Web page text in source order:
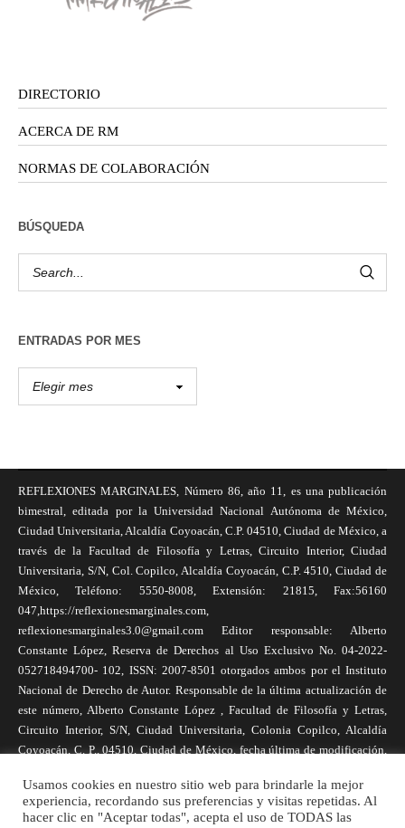
DIRECTORIO
ACERCA DE RM
NORMAS DE COLABORACIÓN
BÚSQUEDA
ENTRADAS POR MES
REFLEXIONES MARGINALES, Número 86, año 11, es una publicación
bimestral, editada por la Universidad Nacional Autónoma de México,
Ciudad Universitaria, Alcaldía Coyoacán, C.P. 04510, Ciudad de México, a
través de la Facultad de Filosofía y Letras, Circuito Interior, Ciudad
Universitaria, S/N, Col. Copilco, Alcaldía Coyoacán, C.P. 4510, Ciudad de
México, Teléfono: 5550-8008, Extensión: 21815, Fax:56160
047,https://reflexionesmarginales.com,
reflexionesmarginales3.0@gmail.com Editor responsable: Alberto
Constante López, Reserva de Derechos al Uso Exclusivo No. 04-2022-
052718494700- 102, ISSN: 2007-8501 otorgados ambos por el Instituto
Nacional de Derecho de Autor. Responsable de la última actualización de
este número, Alberto Constante López , Facultad de Filosofía y Letras,
Circuito Interior, S/N, Ciudad Universitaria, Colonia Copilco, Alcaldía
Coyoacán, C. P., 04510, Ciudad de México, fecha última de modificación,
necesariamente reflejan la postura de la revista, ni de Universidad Nacional
Autónoma de México. Los autores son responsables de los contenidos de
Usamos cookies en nuestro sitio web para brindarle la mejor
experiencia, recordando sus preferencias y visitas repetidas. Al
hacer clic en "Aceptar todas", acepta el uso de TODAS las